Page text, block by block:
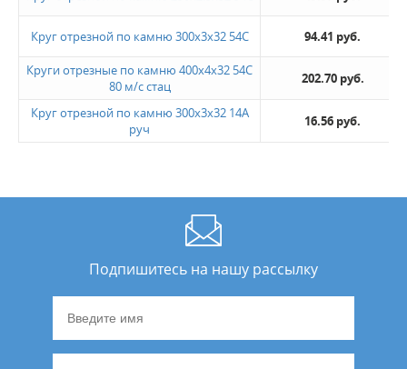
Круг отрезной по камню 300х3х32 54С 94.41 руб.
Круги отрезные по камню 400х4х32 54С
80 м/с стац
202.70 руб.
Круг отрезной по камню 300х3х32 14А
руч
16.56 руб.
Подпишитесь на нашу рассылку